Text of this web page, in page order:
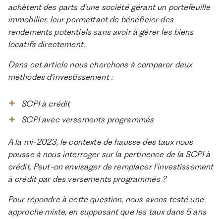
Ramify est l’alternative digitale à la banque privée.
Pour une clientèle exigeante, nous combinons
expertise patrimoniale, technologie et sélection
rigoureuse des meilleurs produits du marché, dans
une logique de performance à long terme.
achètent des parts d'une société gérant un portefeuille
immobilier, leur permettant de bénéficier des
rendements potentiels sans avoir à gérer les biens
locatifs directement.
Dans cet article nous cherchons à comparer deux
méthodes d’investissement :
SCPI à crédit
SCPI avec versements programmés
A la mi-2023, le contexte de hausse des taux nous
pousse à nous interroger sur la pertinence de la SCPI à
crédit. Peut-on envisager de remplacer l’investissement
à crédit par des versements programmés ?
Pour répondre à cette question, nous avons testé une
approche mixte, en supposant que les taux dans 5 ans